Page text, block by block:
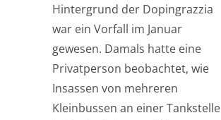
Hintergrund der Dopingrazzia
war ein Vorfall im Januar
gewesen. Damals hatte eine
Privatperson beobachtet, wie
Insassen von mehreren
Kleinbussen an einer Tankstelle